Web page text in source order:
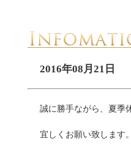
2016年08月21日
誠に勝手ながら、夏季
宜しくお願い致します。